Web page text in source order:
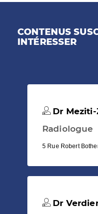
CONTENUS
INTÉRESSER
Dr Meziti-
Radiologue
5 Rue Robert
Dr